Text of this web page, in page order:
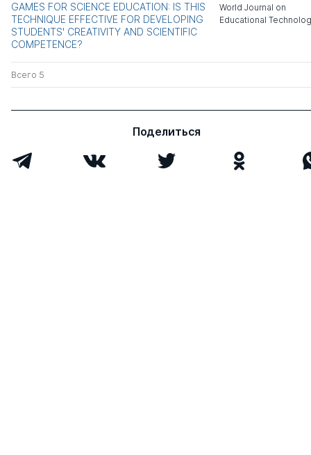
GAMES FOR SCIENCE EDUCATION: IS THIS
TECHNIQUE EFFECTIVE FOR DEVELOPING
STUDENTS' CREATIVITY AND SCIENTIFIC
COMPETENCE?
World Journal on
Educational
Всего 5
Поделиться